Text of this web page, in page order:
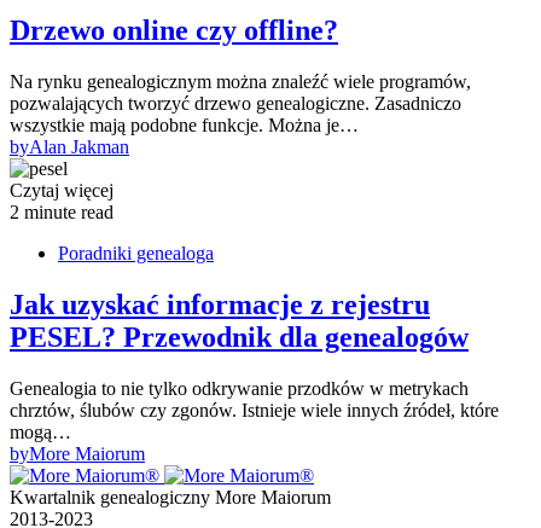
Drzewo online czy offline?
Na rynku genealogicznym można znaleźć wiele programów,
pozwalających tworzyć drzewo genealogiczne. Zasadniczo
wszystkie mają podobne funkcje. Można je…
byAlan Jakman
Czytaj więcej
2 minute read
Poradniki genealoga
Jak uzyskać informacje z rejestru
PESEL? Przewodnik dla genealogów
Genealogia to nie tylko odkrywanie przodków w metrykach
chrztów, ślubów czy zgonów. Istnieje wiele innych źródeł, które
mogą…
byMore Maiorum
Kwartalnik genealogiczny More Maiorum
2013-2023